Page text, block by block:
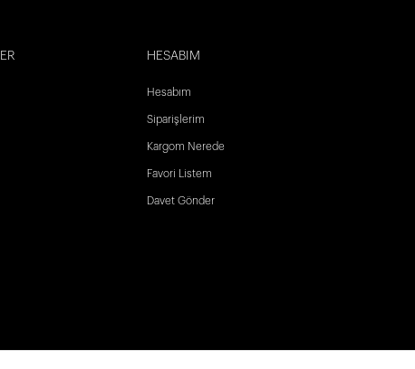
HESABIM
Hesabım
Siparişlerim
Kargom Nerede
Favori Listem
Davet Gönder